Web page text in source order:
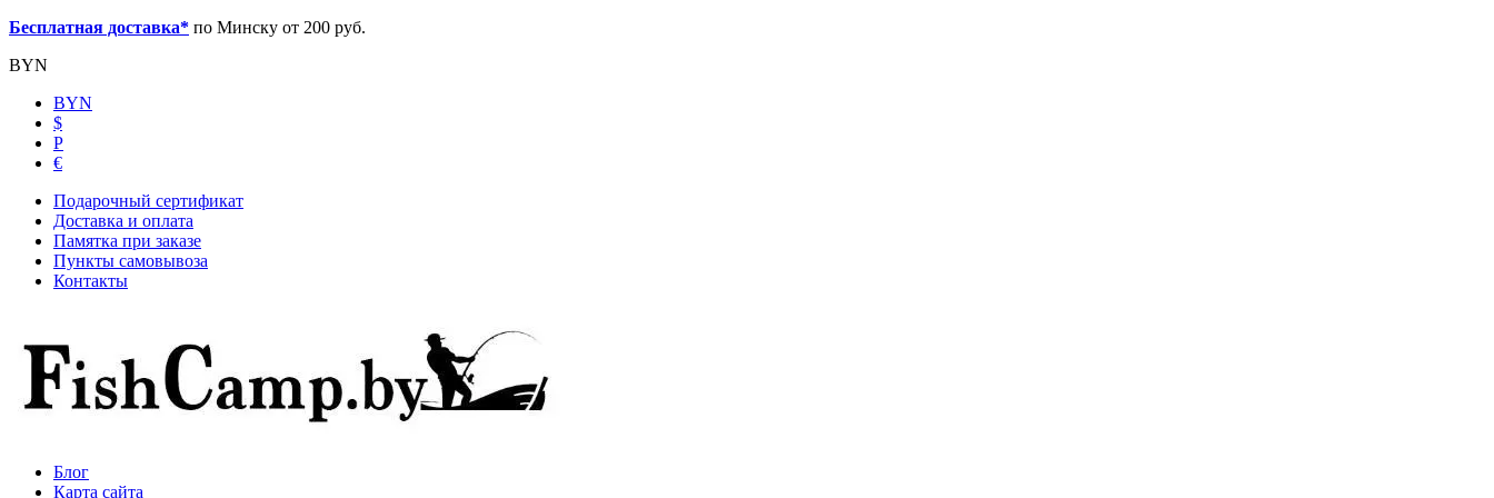
Бесплатная доставка* по Минску от 200 руб.
BYN
BYN
$
Р
€
Подарочный сертификат
Доставка и оплата
Памятка при заказе
Пункты самовывоза
Контакты
Блог
Карта сайта